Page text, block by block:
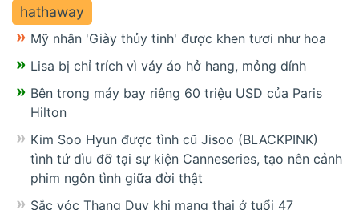
hathaway
Mỹ nhân 'Giày thủy tinh' được khen tươi như hoa
Lisa bị chỉ trích vì váy áo hở hang, mỏng dính
Bên trong máy bay riêng 60 triệu USD của Paris
Hilton
Kim Soo Hyun được tình cũ Jisoo (BLACKPINK)
tình tứ dìu đỡ tại sự kiện Canneseries, tạo nên cảnh
phim ngôn tình giữa đời thật
Sắc vóc Thang Duy khi mang thai ở tuổi 47